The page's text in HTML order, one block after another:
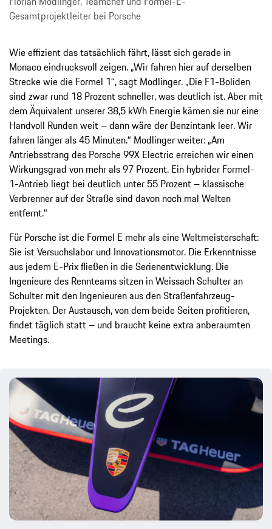
Gesamtprojektleiter bei Porsche
Wie effizient das tatsächlich fährt, lässt sich gerade in
Monaco eindrucksvoll zeigen. „Wir fahren hier auf derselben
Strecke wie die Formel 1“, sagt Modlinger. „Die F1-Boliden
sind zwar rund 18 Prozent schneller, was deutlich ist. Aber mit
dem Äquivalent unserer 38,5 kWh Energie kämen sie nur eine
Handvoll Runden weit – dann wäre der Benzintank leer. Wir
fahren länger als 45 Minuten.“ Modlinger weiter: „Am
Antriebsstrang des Porsche 99X Electric erreichen wir einen
Wirkungsgrad von mehr als 97 Prozent. Ein hybrider Formel-
1-Antrieb liegt bei deutlich unter 55 Prozent – klassische
Verbrenner auf der Straße sind davon noch mal Welten
entfernt.“
Für Porsche ist die Formel E mehr als eine Weltmeisterschaft:
Sie ist Versuchslabor und Innovationsmotor. Die Erkenntnisse
aus jedem E-Prix fließen in die Serienentwicklung. Die
Ingenieure des Rennteams sitzen in Weissach Schulter an
Schulter mit den Ingenieuren aus den Straßenfahrzeug-
Projekten. Der Austausch, von dem beide Seiten profitieren,
findet täglich statt – und braucht keine extra anberaumten
Meetings.